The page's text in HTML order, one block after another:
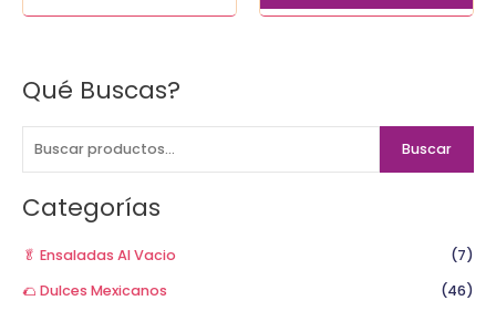
Qué Buscas?
B
c
a
p
Buscar
Categorías
🥬 Ensaladas Al Vacio
(7)
🌮 Dulces Mexicanos
(46)